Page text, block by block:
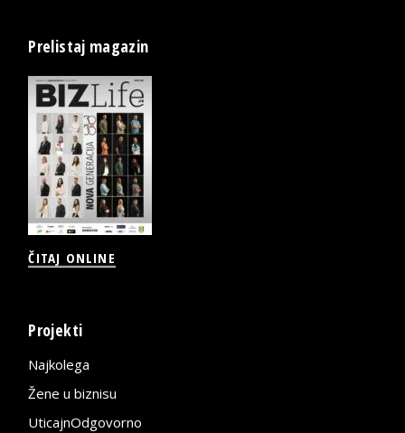
Prelistaj magazin
ČITAJ ONLINE
Projekti
Najkolega
Žene u biznisu
UticajnOdgovorno